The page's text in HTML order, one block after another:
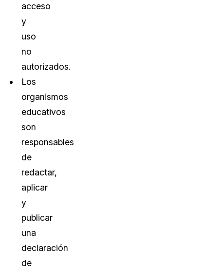
acceso
y
uso
no
autorizados.
Los
organismos
educativos
son
responsables
de
redactar,
aplicar
y
publicar
una
declaración
de